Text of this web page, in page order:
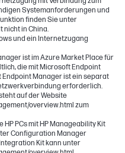
Systemanforderungen und
finden Sie unter
nicht in China.
und ein Internetzugang
ist im Azure Market Place für
die mit Microsoft Endpoint
Manager ist ein separat
erforderlich.
auf der Website
overview.html zum
HP PCs mit HP Manageability Kit
Configuration Manager
Kit kann unter